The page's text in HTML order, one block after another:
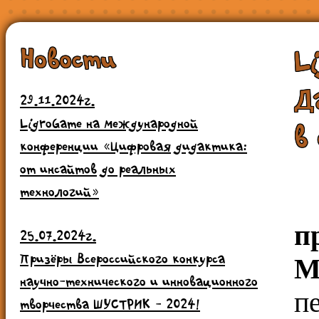
Новости
29.11.2024г.
LigroGame на международной
конференции «Цифровая дидактика:
от инсайтов до реальных
технологий»
25.07.2024г.
Призёры Всероссийского конкурса
научно-технического и инновационного
творчества ШУСТРИК - 2024!
в